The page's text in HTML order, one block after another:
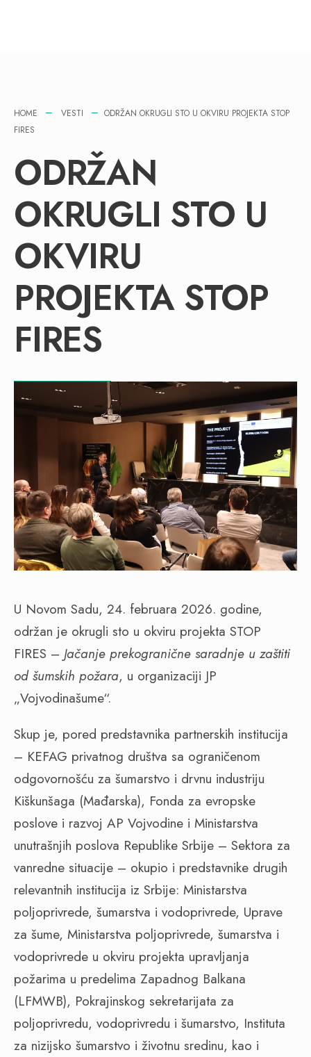
HOME VESTI
ODRŽAN OKRUGLI STO U OKVIRU PROJEKTA STOP
FIRES
ODRŽAN
OKRUGLI STO U
OKVIRU
PROJEKTA STOP
FIRES
U Novom Sadu, 24. februara 2026. godine,
održan je okrugli sto u okviru projekta STOP
FIRES – Jačanje prekogranične saradnje u zaštiti
od šumskih požara, u organizaciji JP
„Vojvodinašume“.
Skup je, pored predstavnika partnerskih institucija
– KEFAG privatnog društva sa ograničenom
odgovornošću za šumarstvo i drvnu industriju
Kiškunšaga (Mađarska), Fonda za evropske
poslove i razvoj AP Vojvodine i Ministarstva
unutrašnjih poslova Republike Srbije – Sektora za
vanredne situacije – okupio i predstavnike drugih
relevantnih institucija iz Srbije: Ministarstva
poljoprivrede, šumarstva i vodoprivrede, Uprave
za šume, Ministarstva poljoprivrede, šumarstva i
vodoprivrede u okviru projekta upravljanja
požarima u predelima Zapadnog Balkana
(LFMWB), Pokrajinskog sekretarijata za
poljoprivredu, vodoprivredu i šumarstvo, Instituta
za nizijsko šumarstvo i životnu sredinu, kao i